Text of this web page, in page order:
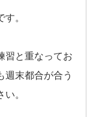
。
習と重なってお
週末都合が合う
。